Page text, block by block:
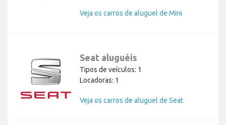
Veja os carros de aluguel de Mini
Seat aluguéis
Tipos de veículos: 1
Locadoras: 1
Veja os carros de aluguel de Seat